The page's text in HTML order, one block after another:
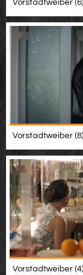
Vorstadtweiber
Vorstadtweiber
Vorstadtweiber